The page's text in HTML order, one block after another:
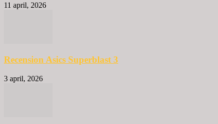
11 april, 2026
Recension Asics Superblast 3
3 april, 2026